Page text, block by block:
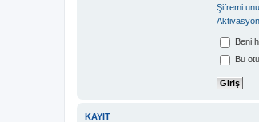
Şifremi
Beni
Bu
KAYIT